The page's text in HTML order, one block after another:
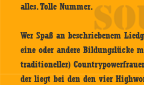
alles. Tolle Nummer.
Wer Spaß an beschriebenem
eine oder andere Bildungslücke
traditioneller)
der liegt bei den den vier